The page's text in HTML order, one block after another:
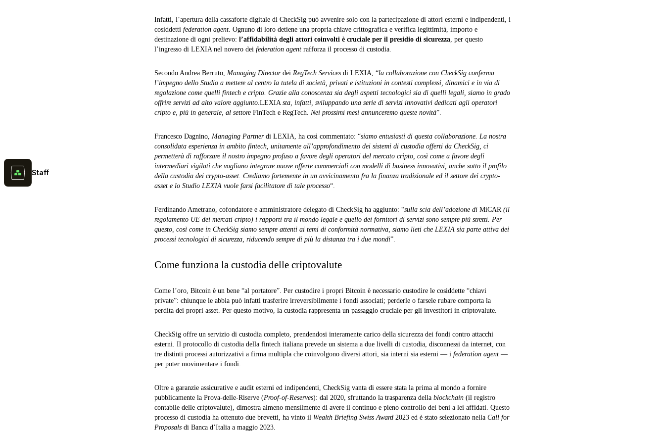
Staff
Infatti, l’apertura della cassaforte digitale di CheckSig può avvenire solo con la partecipazione di attori esterni e indipendenti, i
cosiddetti federation agent . Ognuno di loro detiene una propria chiave crittografica e verifica legittimità, importo e
destinazione di ogni prelievo: l’affidabilità degli attori coinvolti è cruciale per il presidio di sicurezza , per questo
l’ingresso di LEXIA nel novero dei federation agent rafforza il processo di custodia.
Secondo Andrea Berruto, Managing Directordei RegTech Services di LEXIA, “la collaborazione con CheckSig conferma
l’impegno dello Studio a mettere al centro la tutela di società, privati e istituzioni in contesti complessi, dinamici e in via di
regolazione come quelli fintech e cripto. Grazie alla conoscenza sia degli aspetti tecnologici sia di quelli legali, siamo in grado
offrire servizi ad alto valore aggiunto .LEXIA sta, infatti, sviluppando una serie di servizi innovativi dedicati agli operatori
cripto e, più in generale, al settore FinTech e RegTech. Nei prossimi mesi annunceremo queste novità”.
Francesco Dagnino, Managing Partnerdi LEXIA, ha così commentato: “siamo entusiasti di questa collaborazione. La nostra
consolidata esperienza in ambito fintech, unitamente all’approfondimento dei sistemi di custodia offerti da CheckSig, ci
permetterà di rafforzare il nostro impegno profuso a favore degli operatori del mercato cripto, così come a favore degli
intermediari vigilati che vogliano integrare nuove offerte commerciali con modelli di business innovativi, anche sotto il profilo
della custodia dei crypto-asset. Crediamo fortemente in un avvicinamento fra la finanza tradizionale ed il settore dei crypto-
asset e lo Studio LEXIA vuole farsi facilitatore di tale processo“.
Ferdinando Ametrano, cofondatore e amministratore delegato di CheckSig ha aggiunto: “sulla scia dell’adozione di MiCAR (il
regolamento UE dei mercati cripto) i rapporti tra il mondo legale e quello dei fornitori di servizi sono sempre più stretti. Per
questo, così come in CheckSig siamo sempre attenti ai temi di conformità normativa, siamo lieti che LEXIA sia parte attiva dei
processi tecnologici di sicurezza, riducendo sempre di più la distanza tra i due mondi”.
Come funziona la custodia delle criptovalute
Come l’oro, Bitcoin è un bene “al portatore”. Per custodire i propri Bitcoin è necessario custodire le cosiddette “chiavi
private”: chiunque le abbia può infatti trasferire irreversibilmente i fondi associati; perderle o farsele rubare comporta la
perdita dei propri asset. Per questo motivo, la custodia rappresenta un passaggio cruciale per gli investitori in criptovalute.
CheckSig offre un servizio di custodia completo, prendendosi interamente carico della sicurezza dei fondi contro attacchi
esterni. Il protocollo di custodia della fintech italiana prevede un sistema a due livelli di custodia, disconnessi da internet, con
tre distinti processi autorizzativi a firma multipla che coinvolgono diversi attori, sia interni sia esterni — i federation agent —
per poter movimentare i fondi.
Oltre a garanzie assicurative e audit esterni ed indipendenti, CheckSig vanta di essere stata la prima al mondo a fornire
pubblicamente la Prova‑delle‑Riserve (Proof-of-Reserves): dal 2020, sfruttando la trasparenza della blockchain (il registro
contabile delle criptovalute), dimostra almeno mensilmente di avere il continuo e pieno controllo dei beni a lei affidati. Questo
processo di custodia ha ottenuto due brevetti, ha vinto il Wealth Briefing Swiss Award 2023 ed è stato selezionato nella Call for
Proposals di Banca d’Italia a maggio 2023.